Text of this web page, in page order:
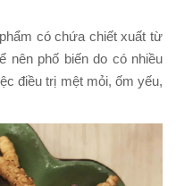
có chứa chiết xuất từ
nên phố biến do có nhiều
điều trị mệt mỏi, ốm yếu,